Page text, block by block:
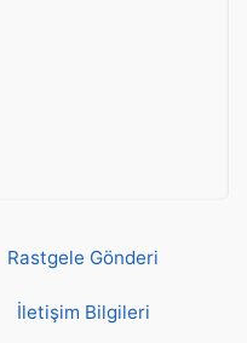
Rastgele Gönderi
İletişim Bilgileri